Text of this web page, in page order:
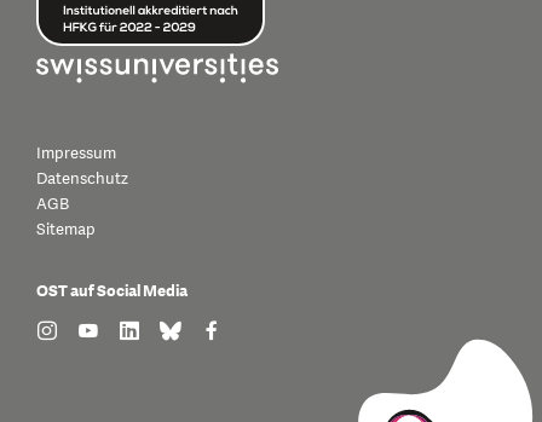
Impressum
Datenschutz
AGB
Sitemap
OST auf Social Media
find us on: instagram
find us on: youtube
find us on: linkedin
find us on: bluesky
find us on: facebook